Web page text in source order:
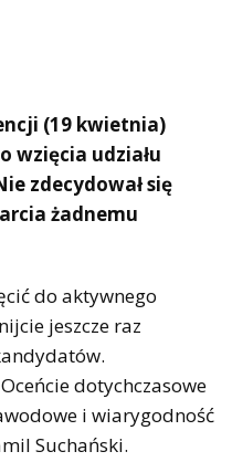
(19 kwietnia)
wzięcia udziału
zdecydował się
żadnemu
do aktywnego
jeszcze raz
dotychczasowe
i wiarygodność
Suchański.